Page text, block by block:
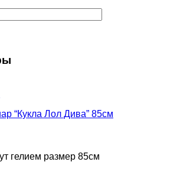
“Кукла Лол Дива” 85см
гелием размер 85см